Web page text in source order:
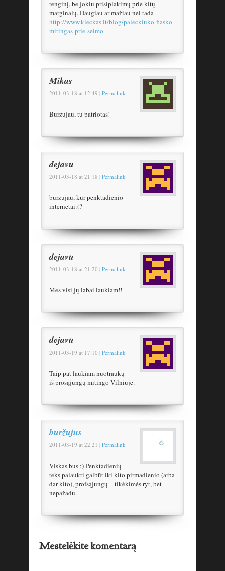
renginį, be jokiu prisiplakimų prie kitų
marginalų. Daugiau ar mažiau nei tada
http://www.kleckas.lt/blog/paleckiuko-fiasko-
mitingas-prie-seimo
Mikas
2011-03-18 at 12:49 | Permalink
Burzujau, tu patriotas!
dejavu
2011-03-18 at 21:18 | Permalink
burzujau, kur penktadienio
internetai:(?
dejavu
2011-03-18 at 21:20 | Permalink
Mes visi jų labai laukiam!!
dejavu
2011-03-19 at 17:10 | Permalink
Taip pat laukiam nuotraukų
iš prosąjungų mitingo Vilniuje.
buržujus
2011-03-19 at 22:21 | Permalink
Viskas bus :) Penktadienių
teks palaukti galbūt iki kito pirmadienio (arba
dar kito), profsąjungų – tikėkimės ryt, bet
nepažadu.
Mestelėkite komentarą